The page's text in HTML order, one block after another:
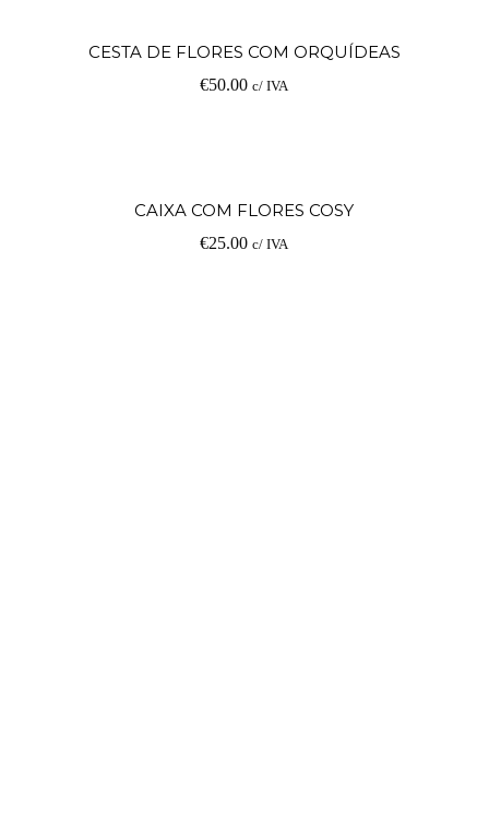
CESTA DE FLORES COM ORQUÍDEAS
€50.00 c/ IVA
CAIXA COM FLORES COSY
€25.00 c/ IVA